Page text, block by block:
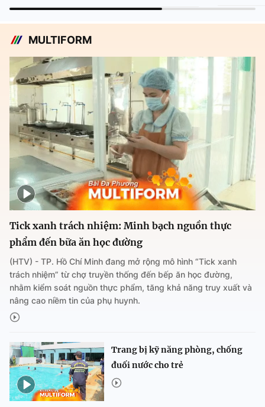
MULTIFORM
Tick xanh trách nhiệm: Minh bạch nguồn thực
phẩm đến bữa ăn học đường
(HTV) - TP. Hồ Chí Minh đang mở rộng mô hình “Tick xanh
trách nhiệm” từ chợ truyền thống đến bếp ăn học đường,
nhằm kiểm soát nguồn thực phẩm, tăng khả năng truy xuất và
nâng cao niềm tin của phụ huynh.
Trang bị kỹ năng phòng, chống
đuối nước cho trẻ